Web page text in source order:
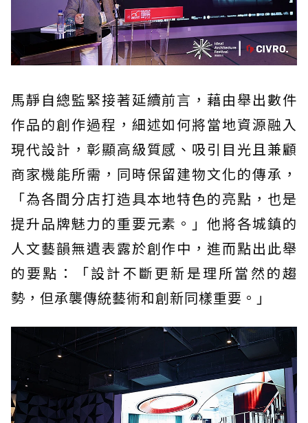
馬靜自總監緊接著延續前言，藉由舉出數件
作品的創作過程，細述如何將當地資源融入
現代設計，彰顯高級質感、吸引目光且兼顧
商家機能所需，同時保留建物文化的傳承，
「為各間分店打造具本地特色的亮點，也是
提升品牌魅力的重要元素。」他將各城鎮的
人文藝韻無遺表露於創作中，進而點出此舉
的要點：「設計不斷更新是理所當然的趨
勢，但承襲傳統藝術和創新同樣重要。」